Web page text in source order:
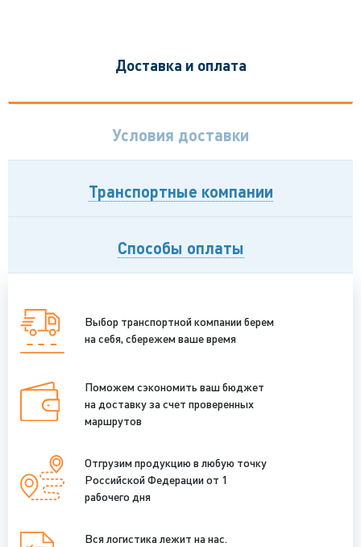
Доставка и оплата
Условия доставки
Транспортные компании
Способы оплаты
Выбор транспортной компании берем
на себя, сбережем ваше время
Поможем сэкономить ваш бюджет
на доставку за счет проверенных
маршрутов
Отгрузим продукцию в любую точку
Российской Федерации от 1
рабочего дня
Вся логистика лежит на нас.